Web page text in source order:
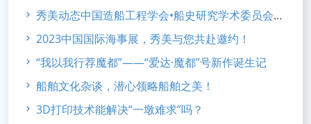
秀美动态中国造船工程学会•船史研究学术委员会2023年会
2023中国国际海事展，秀美与您共赴邀约！
“我以我行荐魔都”——“爱达·魔都”号新作诞生记
船舶文化杂谈，潜心领略船舶之美！
3D打印技术能解决“一墩难求”吗？